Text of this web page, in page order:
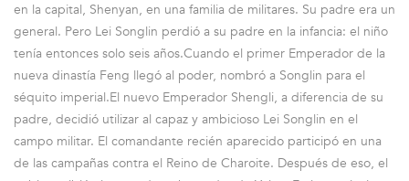
en la capital, Shenyan, en una familia de militares. Su padre era un
general. Pero Lei Songlin perdió a su padre en la infancia: el niño
tenía entonces solo seis años.Cuando el primer Emperador de la
nueva dinastía Feng llegó al poder, nombró a Songlin para el
séquito imperial.El nuevo Emperador Shengli, a diferencia de su
padre, decidió utilizar al capaz y ambicioso Lei Songlin en el
campo militar. El comandante recién aparecido participó en una
de las campañas contra el Reino de Charoite. Después de eso, el